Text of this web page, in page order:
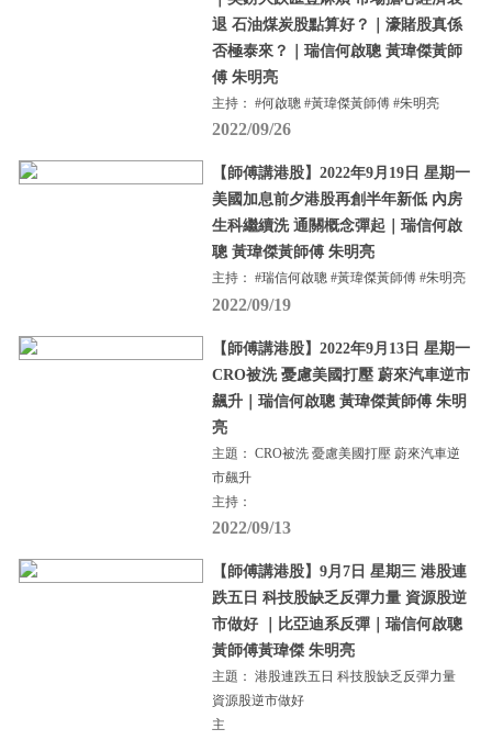
退 石油煤炭股點算好？｜濠賭股真係
否極泰來？｜瑞信何啟聰 黃瑋傑黃師
傅 朱明亮
主持： #何啟聰 #黃瑋傑黃師傅 #朱明亮
2022/09/26
【師傅講港股】2022年9月19日 星期一
美國加息前夕港股再創半年新低 內房
生科繼續洗 通關概念彈起｜瑞信何啟
聰 黃瑋傑黃師傅 朱明亮
主持： #瑞信何啟聰 #黃瑋傑黃師傅 #朱明亮
2022/09/19
【師傅講港股】2022年9月13日 星期一
CRO被洗 憂慮美國打壓 蔚來汽車逆市
飆升｜瑞信何啟聰 黃瑋傑黃師傅 朱明
亮
主題： CRO被洗 憂慮美國打壓 蔚來汽車逆
市飆升
主持：
2022/09/13
【師傅講港股】9月7日 星期三 港股連
跌五日 科技股缺乏反彈力量 資源股逆
市做好 ｜比亞迪系反彈｜瑞信何啟聰
黃師傅黃瑋傑 朱明亮
主題： 港股連跌五日 科技股缺乏反彈力量
資源股逆市做好
主